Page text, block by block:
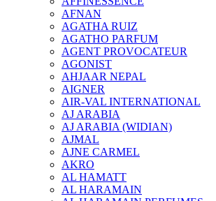
AFNAN
AGATHA RUIZ
AGATHO PARFUM
AGENT PROVOCATEUR
AGONIST
AHJAAR NEPAL
AIGNER
AIR-VAL INTERNATIONAL
AJ ARABIA
AJ ARABIA (WIDIAN)
AJMAL
AJNE CARMEL
AKRO
AL HAMATT
AL HARAMAIN